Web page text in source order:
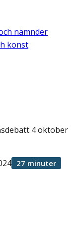
nämnder
konst
4 oktober
27 minuter